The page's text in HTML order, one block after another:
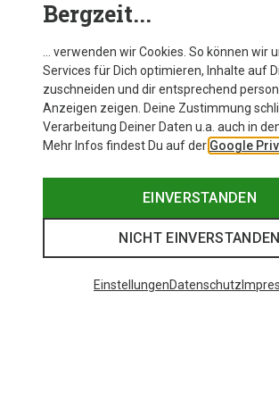
Bergzeit...
… verwenden wir Cookies. So können wir
Services für Dich optimieren, Inhalte auf
zuschneiden und dir entsprechend
Anzeigen zeigen. Deine Zustimmung
Verarbeitung Deiner Daten u.a. auch in
Mehr Infos findest Du auf der Google
EINVERSTANDEN
NICHT EINVERSTANDEN
EinstellungenDatenschutz